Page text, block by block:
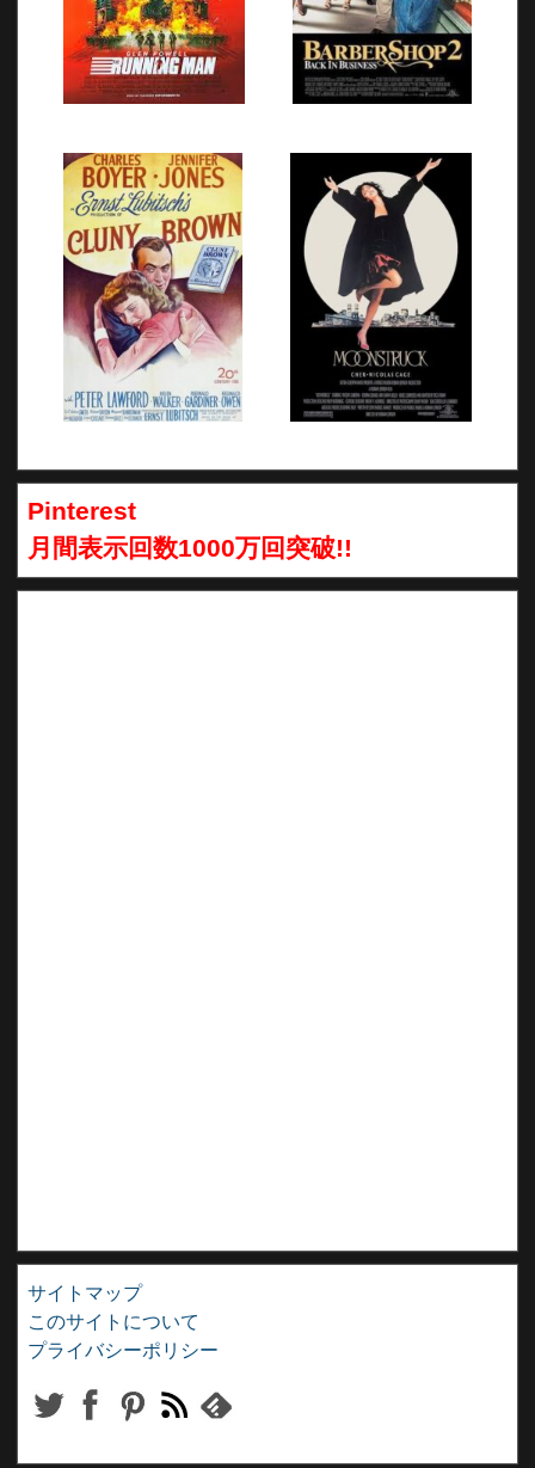
Pinterest
月間表示回数1000万回突破!!
サイトマップ
このサイトについて
プライバシーポリシー